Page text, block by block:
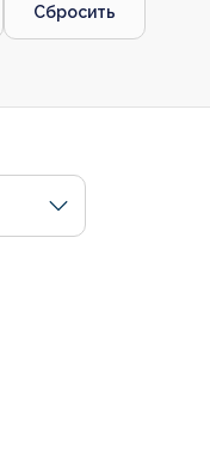
Сбросить